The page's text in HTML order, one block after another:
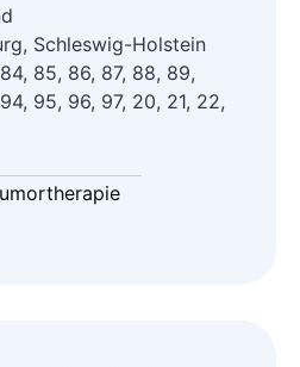
Schleswig-Holstein
85, 86, 87, 88, 89,
95, 96, 97, 20, 21, 22,